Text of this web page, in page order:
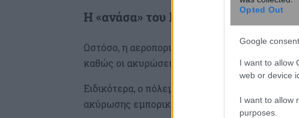
Opted Out
Google
I want to allow
web or device
I want to allow
purposes.
Η «ανάσα» του Πάσχα και οι
Ωστόσο, η αεροπορική κίνηση επηρεάστηκε
καθώς οι ακυρώσεις πτήσεων από και προς το
Ειδικότερα, ο πόλεμος στη Μέση Ανατολή
ακύρωσης εμπορικών πτήσεων από και προς